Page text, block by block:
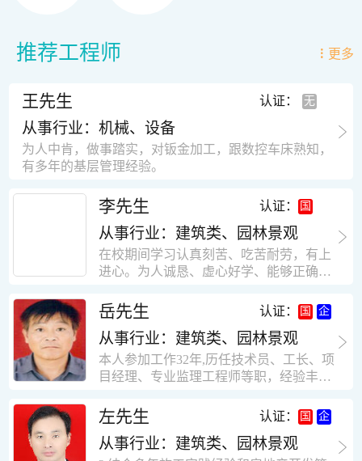
推荐工程师 更多
王先生 认证：
从事行业：机械、设备
为人中肯，做事踏实，对钣金加工，跟数控车床熟知，
有多年的基层管理经验。
李先生 认证：
从事行业：建筑类、园林景观
在校期间学习认真刻苦、吃苦耐劳，有上
进心。为人诚恳、虚心好学、能够正确对
思想积极上进，接受能力和独立能力强，
有很强的团队精神和集体荣誉感。做事认
真负责，有很强的责任心。秉承山大扎
实、厚重的学风。为人正直、诚信、稳
重。有强烈的上进心、事业心。有很强的
工作学习认真踏实，能够吃苦耐劳，责任
心强。 性格外向、开朗，有良好的人
际关系和一定的组织能力。做事认真负
责、积极肯干。我有信心在今后的工作岗
岳先生 认证：
从事行业：建筑类、园林景观
本人参加工作32年,历任技术员、工长、项
目经理、专业监理工程师等职，经验丰
计，工程经济技术分析，能适应建筑行业
各种岗位，组织协调能力强，技术全面，
适用工地管理． 本人1978年高中毕业，同
左先生 认证：
从事行业：建筑类、园林景观